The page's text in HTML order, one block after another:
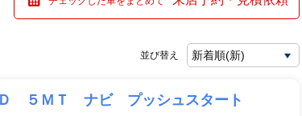
並び替え
５ＭＴ ナビ プッシュスタート